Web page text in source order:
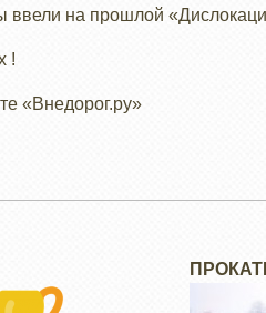
ввели на прошлой
!
«Внедорог.ру»